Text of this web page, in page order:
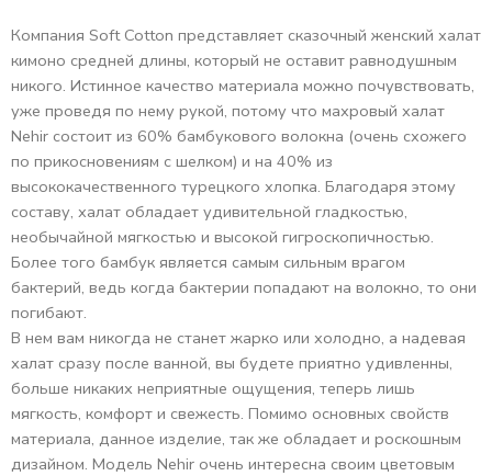
Компания Soft Cotton представляет сказочный женский халат
кимоно средней длины, который не оставит равнодушным
никого. Истинное качество материала можно почувствовать,
уже проведя по нему рукой, потому что махровый халат
Nehir состоит из 60% бамбукового волокна (очень схожего
по прикосновениям с шелком) и на 40% из
высококачественного турецкого хлопка. Благодаря этому
составу, халат обладает удивительной гладкостью,
необычайной мягкостью и высокой гигроскопичностью.
Более того бамбук является самым сильным врагом
бактерий, ведь когда бактерии попадают на волокно, то они
погибают.
В нем вам никогда не станет жарко или холодно, а надевая
халат сразу после ванной, вы будете приятно удивленны,
больше никаких неприятные ощущения, теперь лишь
мягкость, комфорт и свежесть. Помимо основных свойств
материала, данное изделие, так же обладает и роскошным
дизайном. Модель Nehir очень интересна своим цветовым